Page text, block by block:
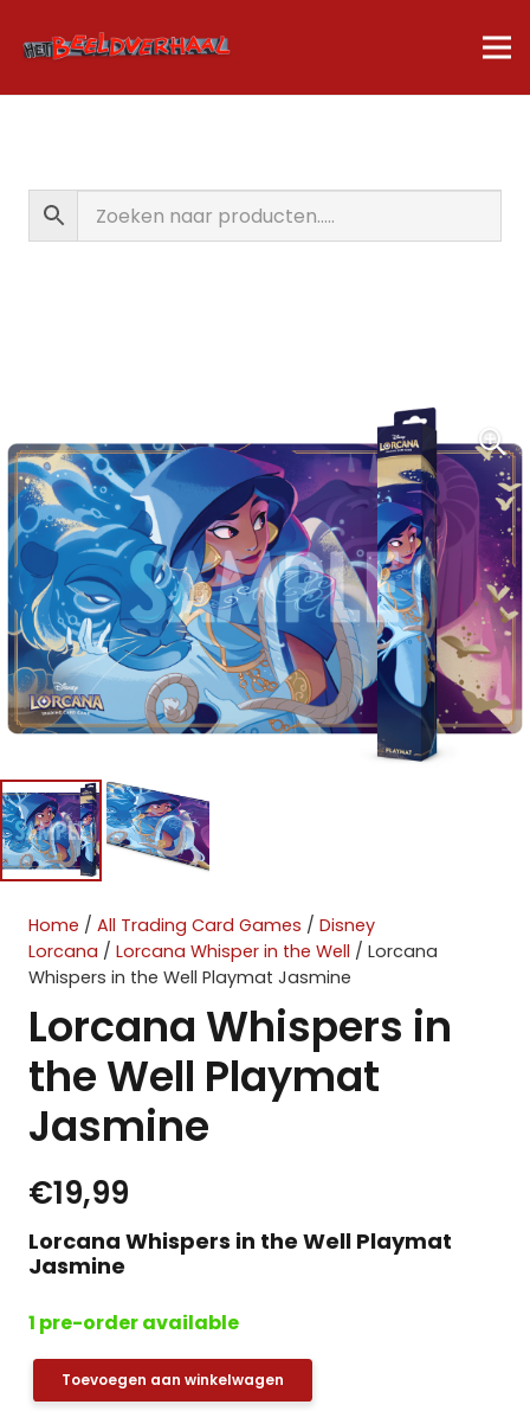
Home / All Trading Card Games / Disney
Lorcana / Lorcana Whisper in the Well / Lorcana
Whispers in the Well Playmat Jasmine
Lorcana Whispers in
the Well Playmat
Jasmine
€19,99
Lorcana Whispers in the Well Playmat
Jasmine
1 pre-order available
Lorcana
Toevoegen aan winkelwagen